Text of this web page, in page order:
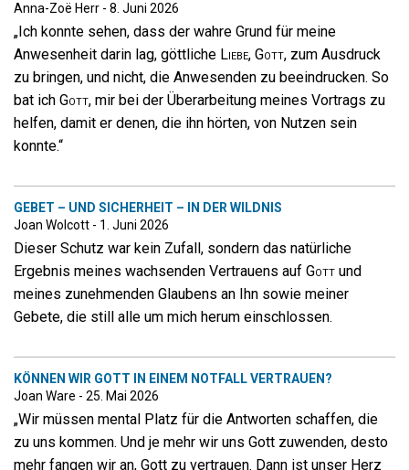
Anna-Zoë Herr - 8. Juni 2026
„Ich konnte sehen, dass der wahre Grund für meine
Anwesenheit darin lag, göttliche Liebe, Gott, zum Ausdruck
zu bringen, und nicht, die Anwesenden zu beeindrucken. So
bat ich Gott, mir bei der Überarbeitung meines Vortrags zu
helfen, damit er denen, die ihn hörten, von Nutzen sein
konnte.“
GEBET – UND SICHERHEIT – IN DER WILDNIS
Joan Wolcott - 1. Juni 2026
Dieser Schutz war kein Zufall, sondern das natürliche
Ergebnis meines wachsenden Vertrauens auf Gott und
meines zunehmenden Glaubens an Ihn sowie meiner
Gebete, die still alle um mich herum einschlossen.
KÖNNEN WIR GOTT IN EINEM NOTFALL VERTRAUEN?
Joan Ware - 25. Mai 2026
„Wir müssen mental Platz für die Antworten schaffen, die
zu uns kommen. Und je mehr wir uns Gott zuwenden, desto
mehr fangen wir an, Gott zu vertrauen. Dann ist unser Herz